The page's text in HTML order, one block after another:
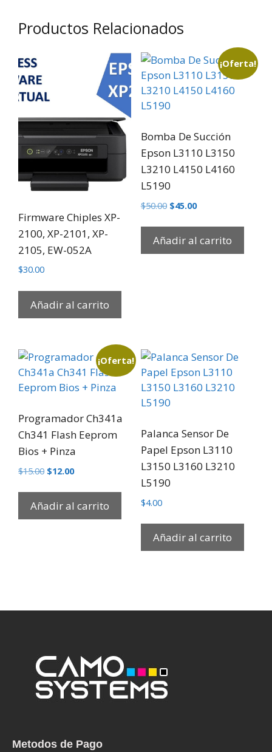
Productos Relacionados
Firmware Chiples XP-
2100, XP-2101, XP-
2105, EW-052A
$30.00
Añadir al carrito
¡Oferta!
Bomba De Succión
Epson L3110 L3150
L3210 L4150 L4160
L5190
$50.00 $45.00
Añadir al carrito
¡Oferta!
Programador Ch341a
Ch341 Flash Eeprom
Bios + Pinza
$15.00 $12.00
Añadir al carrito
Palanca Sensor De
Papel Epson L3110
L3150 L3160 L3210
L5190
$4.00
Añadir al carrito
Metodos de Pago